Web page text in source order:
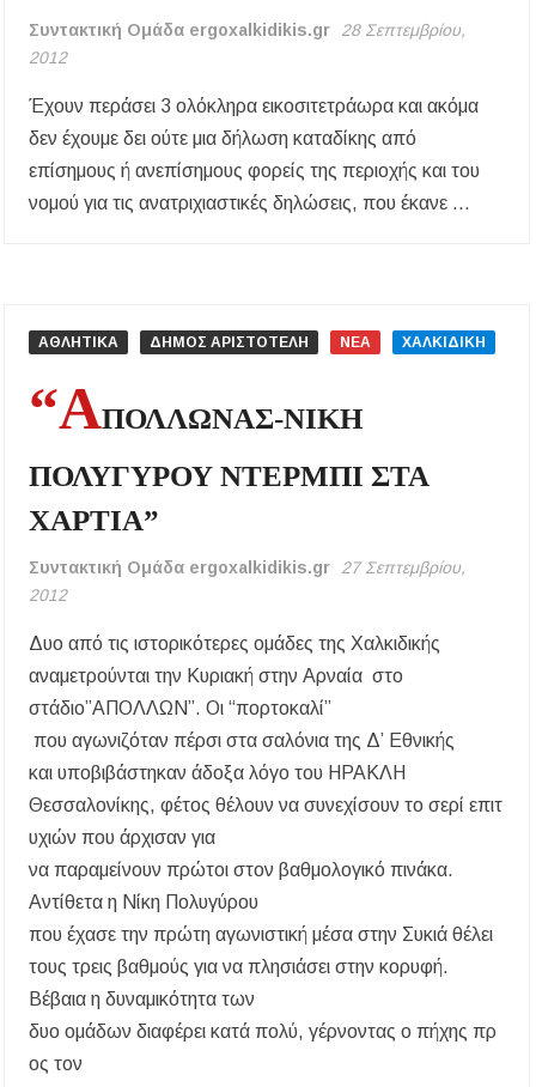
Συντακτική Ομάδα ergoxalkidikis.gr
28 Σεπτεμβρίου,
2012
Έχουν περάσει 3 ολόκληρα εικοσιτετράωρα και ακόμα
δεν έχουμε δει ούτε μια δήλωση καταδίκης από
επίσημους ή ανεπίσημους φορείς της περιοχής και του
νομού για τις ανατριχιαστικές δηλώσεις, που έκανε …
ΑΘΛΗΤΙΚΑ ΔΗΜΟΣ ΑΡΙΣΤΟΤΕΛΗ ΝΕΑ ΧΑΛΚΙΔΙΚΗ
“ΑΠΟΛΛΩΝΑΣ-ΝΙΚΗ
ΠΟΛΥΓΥΡΟΥ ΝΤΕΡΜΠΙ ΣΤΑ
ΧΑΡΤΙΑ”
Συντακτική Ομάδα ergoxalkidikis.gr
27 Σεπτεμβρίου,
2012
Δυο από τις ιστορικότερες ομάδες της Χαλκιδικής
αναμετρούνται την Κυριακή στην Αρναία στο
στάδιο”ΑΠΟΛΛΩΝ”. Οι “πορτοκαλί”
που αγωνιζόταν πέρσι στα σαλόνια της Δ’ Εθνικής
και υποβιβάστηκαν άδοξα λόγο του ΗΡΑΚΛΗ
Θεσσαλονίκης, φέτος θέλουν να συνεχίσουν το σερί επιτ
υχιών που άρχισαν για
να παραμείνουν πρώτοι στον βαθμολογικό πινάκα.
Αντίθετα η Νίκη Πολυγύρου
που έχασε την πρώτη αγωνιστική μέσα στην Συκιά θέλει
τους τρεις βαθμούς για να πλησιάσει στην κορυφή.
Βέβαια η δυναμικότητα των
δυο ομάδων διαφέρει κατά πολύ, γέρνοντας ο πήχης πρ
ος τον